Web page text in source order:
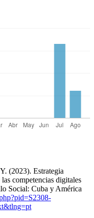
(2023). Estrategia
competencias digitales
Social: Cuba y América